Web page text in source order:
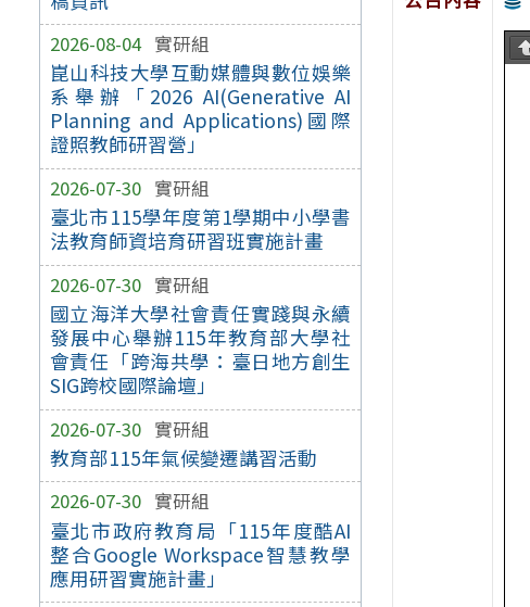
2026-08-04 實研組
崑山科技大學互動媒體與數位娛樂
系舉辦「2026 AI(Generative AI
Planning and Applications)國際
證照教師研習營」
2026-07-30 實研組
臺北市115學年度第1學期中小學書
法教育師資培育研習班實施計畫
2026-07-30 實研組
國立海洋大學社會責任實踐與永續
發展中心舉辦115年教育部大學社
會責任「跨海共學：臺日地方創生
SIG跨校國際論壇」
2026-07-30 實研組
教育部115年氣候變遷講習活動
2026-07-30 實研組
臺北市政府教育局「115年度酷AI
整合Google Workspace智慧教學
應用研習實施計畫」